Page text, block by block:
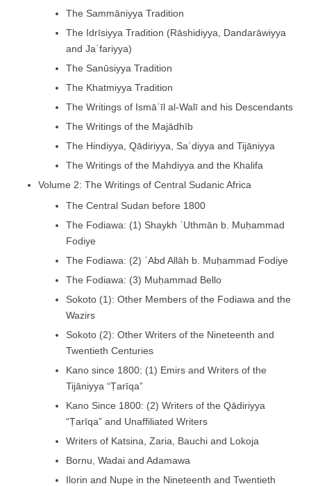
The Sammāniyya Tradition
The Idrīsiyya Tradition (Rāshidiyya, Dandarāwiyya
and Jaʿfariyya)
The Sanūsiyya Tradition
The Khatmiyya Tradition
The Writings of Ismāʿīl al-Walī and his Descendants
The Writings of the Majādhīb
The Hindiyya, Qādiriyya, Saʿdiyya and Tijāniyya
The Writings of the Mahdiyya and the Khalifa
Volume 2: The Writings of Central Sudanic Africa
The Central Sudan before 1800
The Fodiawa: (1) Shaykh ʿUthmān b. Muḥammad
Fodiye
The Fodiawa: (2) ʿAbd Allāh b. Muḥammad Fodiye
The Fodiawa: (3) Muḥammad Bello
Sokoto (1): Other Members of the Fodiawa and the
Wazirs
Sokoto (2): Other Writers of the Nineteenth and
Twentieth Centuries
Kano since 1800: (1) Emirs and Writers of the
Tijāniyya “Ṭarīqa”
Kano Since 1800: (2) Writers of the Qādiriyya
“Ṭarīqa” and Unaffiliated Writers
Writers of Katsina, Zaria, Bauchi and Lokoja
Bornu, Wadai and Adamawa
Ilorin and Nupe in the Nineteenth and Twentieth